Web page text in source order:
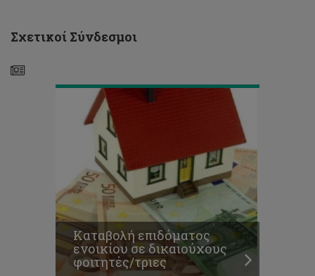
Σχετικοί Σύνδεσμοι
δικαιούχους
φοιτητές/
Καταβολή επιδόματος
ενοικίου σε δικαιούχους
φοιτητές/τριες
Αποτελέσματα
μοριοδότησης
νέων
αιτήσεων
για
σκοπούς
επιδόματος
ενοικίου,
2022-